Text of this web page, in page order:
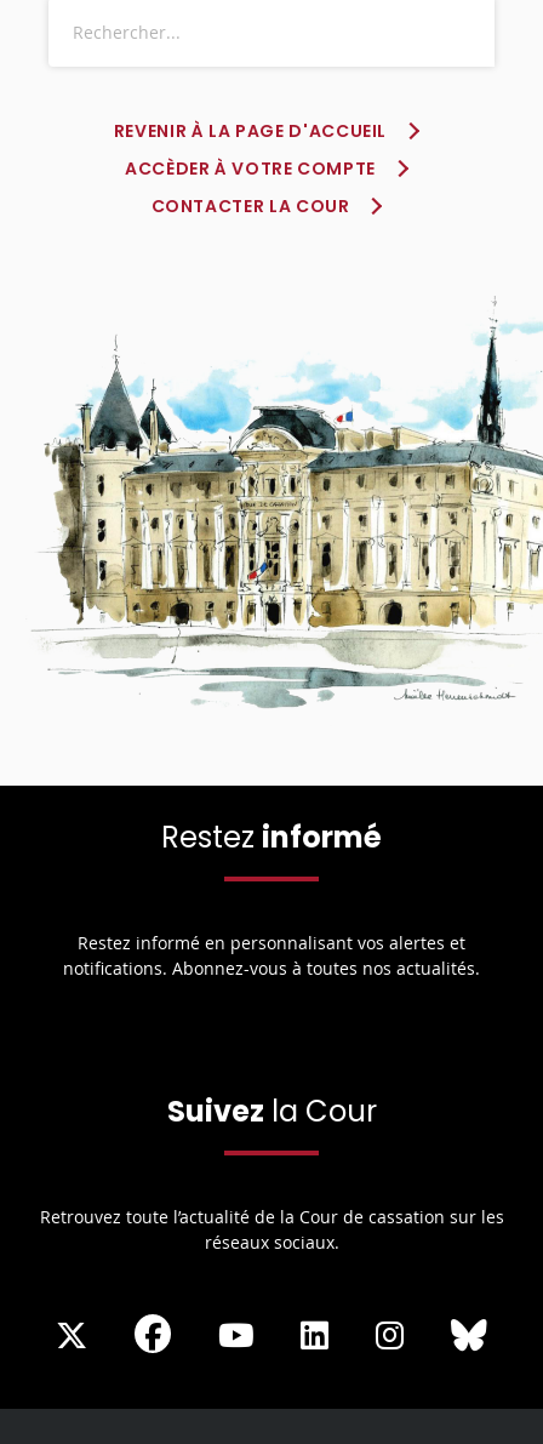
REVENIR À LA PAGE D'ACCUEIL
ACCÈDER À VOTRE COMPTE
CONTACTER LA COUR
Restez informé
Restez informé en personnalisant vos alertes et
notifications. Abonnez-vous à toutes nos actualités.
Suivez la Cour
Retrouvez toute l’actualité de la Cour de cassation sur les
réseaux sociaux.
Share
X
Share
Facebook
Share
Youtube
Share
LinkedIn
Share
Instagram